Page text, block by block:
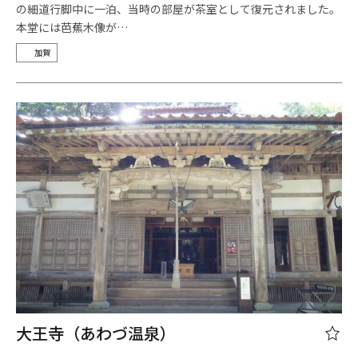
の細道行脚中に一泊、当時の部屋が茶室として復元されました。
本堂には芭蕉木像が…
加賀
大王寺（あわづ温泉）